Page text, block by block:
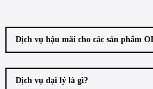
Dịch vụ hậu mãi cho các sản phẩm
Dịch vụ đại lý là gì?